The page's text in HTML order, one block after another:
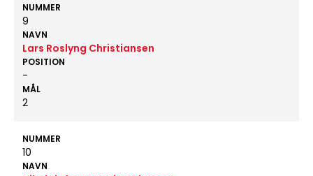
NUMMER
9
NAVN
Lars Roslyng Christiansen
POSITION
-
MÅL
2
NUMMER
10
NAVN